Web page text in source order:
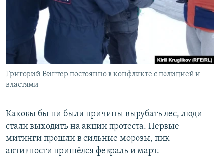
Григорий Винтер постоянно в конфликте с полицией и
властями
Каковы бы ни были причины вырубать лес, люди
стали выходить на акции протеста. Первые
митинги прошли в сильные морозы, пик
активности пришёлся февраль и март.